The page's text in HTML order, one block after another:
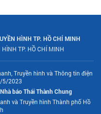
HÌNH TP. HỒ CHÍ MINH
TP. HỒ CHÍ MINH
Truyền hình và Thông tin điện
5/2023
Nhà báo Thái Thành Chung
và Truyền hình Thành phố Hồ